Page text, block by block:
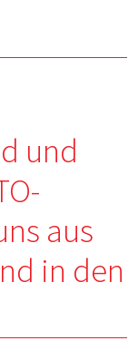
und
aus
in den